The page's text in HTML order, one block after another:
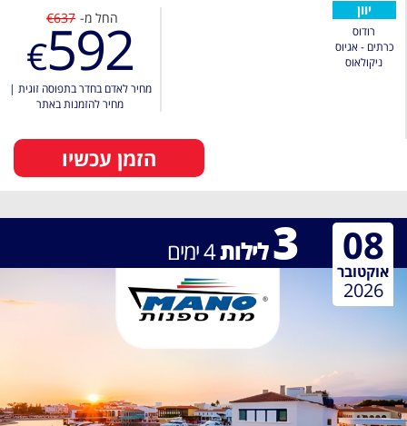
יוון
רודוס
כרתים - אגיוס
ניקולאוס
החל מ- €637
€592
מחיר לאדם בחדר בתפוסה זוגית |
מחיר להזמנות באתר
הזמן עכשיו
3לילות4ימים 08
אוקטובר
2026